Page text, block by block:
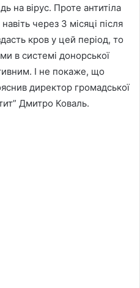
на вірус. Проте антитіла
через 3 місяці після
кров у цей період, то
в системі донорської
І не покаже, що
директор громадської
Дмитро Коваль.